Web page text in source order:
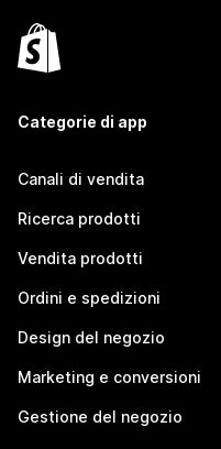
Categorie di app
Canali di vendita
Ricerca prodotti
Vendita prodotti
Ordini e spedizioni
Design del negozio
Marketing e conversioni
Gestione del negozio